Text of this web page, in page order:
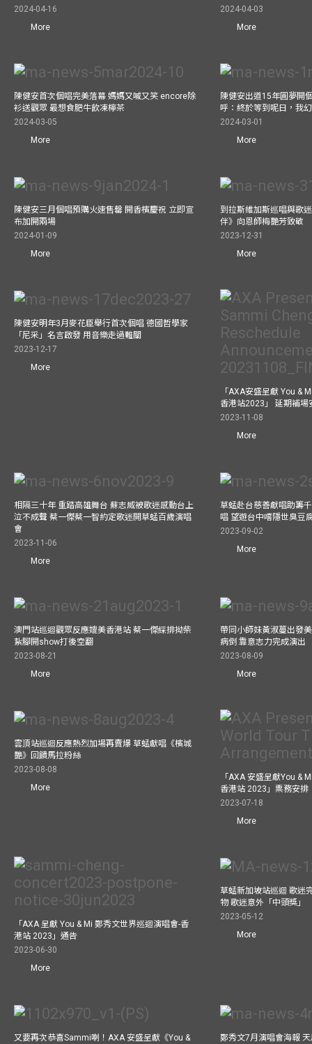
2024-04-16
More
2024-04-03
More
陳健安首次個唱完美落幕 媽媽又喊又笑 encore除
衫送觀眾 最想食肥牛飲凍檸茶
2024-03-05
More
陳健安出道15年圓夢開
呼：終於等到呢日，我
2024-03-01
More
陳健安三月個唱預購火速售罄 開香檳慶祝 立即宣
布加開兩場
2024-01-09
More
到拉斯維加斯巡唱與歌
伴》向恩師梅艷芳致敬
2023-12-31
More
陳健安明年3月麥花臣舉行首次個唱 德國哲學家
「尼采」名言啟發 用音樂走過難關
2023-12-17
More
「AXA安盛呈獻 You &
香港站2023」 延期補場
2023-11-08
More
相隔三十年 重踏高雄舞台 蘇志威被歌迷感動台上
泣不成聲 蔡一傑蔡一智約定歌迷開草蜢百歲演唱
會
2023-11-06
More
草蜢赴台慈善獻唱助籌
唱 望遊台中嚐隱世臭豆
2023-09-02
More
澳門站巡迴觀眾反應媲美香港站 蔡一傑綵排拗柴
紥腳開show打後空翻
2023-08-21
More
帶同小師妹黃淑蔓出發
病倒 靠意志力完成演出
2023-08-09
More
雲頂站巡迴反應熱烈加場再賣爆 草蜢獻唱《檳城
艷》回饋馬拉粉絲
2023-08-08
More
「AXA 安盛呈獻You &
香港站 2023」票務安排
2023-07-18
More
「AXA 呈獻 You & Mi 鄭秀文世界巡迴演唱會-香
港站 2023」通告
2023-06-30
More
草蜢新加坡站巡迴 歌迷
物 歌迷意外「中頭獎」
2023-05-12
More
又要再次恭喜Sammi喇！AXA 安盛呈獻《You &
鄭秀文7月演唱會海報